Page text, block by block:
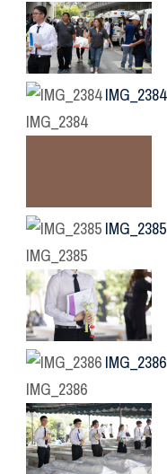
IMG_2384
IMG_2384
IMG_2385
IMG_2385
IMG_2386
IMG_2386